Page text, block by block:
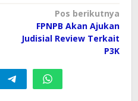
Pos berikutnya
FPNPB Akan Ajukan
Judisial Review Terkait
P3K